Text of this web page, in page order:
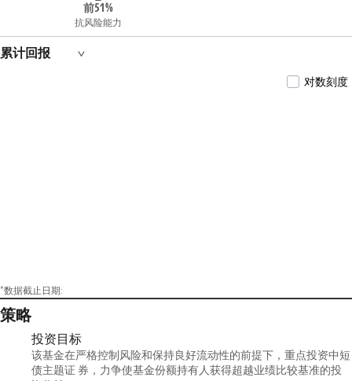
前51%
抗风险能力
累计回报
对数刻度
*数据截止日期:
策略
投资目标
该基金在严格控制风险和保持良好流动性的前提下，重点投资中短
债主题证 券，力争使基金份额持有人获得超越业绩比较基准的投